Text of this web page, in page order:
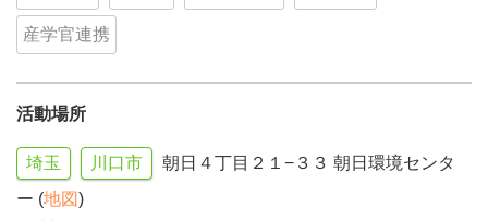
産学官連携
活動場所
埼玉 川口市
朝日４丁目２１−３３ 朝日環境センタ
ー (地図)